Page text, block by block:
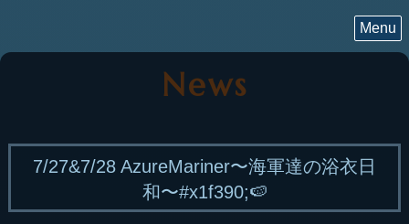
Menu
News
7/27&7/28 AzureMariner〜海軍達の浴衣日
和〜#x1f390;🍉